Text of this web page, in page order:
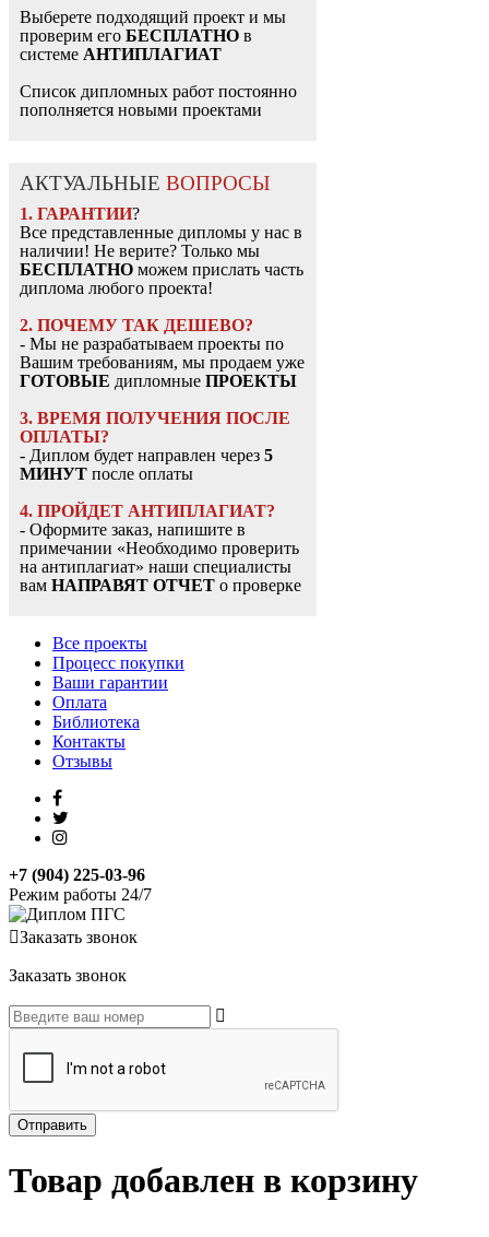
Выберете подходящий проект и мы
проверим его БЕСПЛАТНО в
системе АНТИПЛАГИАТ
Список дипломных работ постоянно
пополняется новыми проектами
АКТУАЛЬНЫЕ ВОПРОСЫ
1. ГАРАНТИИ?
Все представленные дипломы у нас в
наличии! Не верите? Только мы
БЕСПЛАТНО можем прислать часть
диплома любого проекта!
2. ПОЧЕМУ ТАК ДЕШЕВО?
- Мы не разрабатываем проекты по
Вашим требованиям, мы продаем уже
ГОТОВЫЕ дипломные ПРОЕКТЫ
3. ВРЕМЯ ПОЛУЧЕНИЯ ПОСЛЕ
ОПЛАТЫ?
- Диплом будет направлен через 5
МИНУТ после оплаты
4. ПРОЙДЕТ АНТИПЛАГИАТ?
- Оформите заказ, напишите в
примечании «Необходимо проверить
на антиплагиат» наши специалисты
вам НАПРАВЯТ ОТЧЕТ о проверке
Все проекты
Процесс покупки
Ваши гарантии
Оплата
Библиотека
Контакты
Отзывы
+7 (904) 225-03-96
Режим работы 24/7
Заказать звонок
Заказать звонок
Товар добавлен в корзину